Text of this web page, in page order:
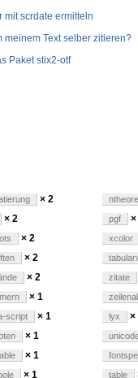
mit scrdate ermitteln
meinem Text selber zitieren?
Paket stix2-otf
× 2
× 2
× 2
× 2
× 2
× 1
script × 1
× 1
× 1
× 1
pgf
×
xcolor
zitate
lyx
×
table